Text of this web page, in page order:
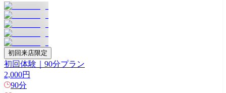
初回来店限定
初回体験｜90分プラン
2,000円
90分